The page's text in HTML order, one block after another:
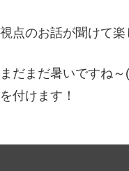
点のお話が聞けて
だまだ暑いですね～
付けます！